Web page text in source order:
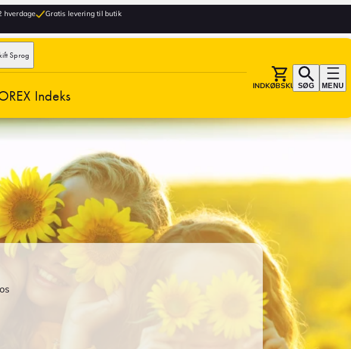
hverdage Gratis levering til butik
Sprog
Indeks
INDKØBSKURVSØG MENU